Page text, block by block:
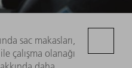
sac makasları,
çalışma olanağı